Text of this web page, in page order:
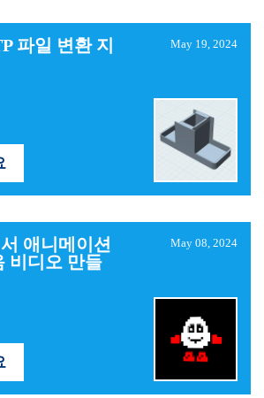
파일 변환 지
May 19, 2024
애니메이션
비디오 만들
May 08, 2024